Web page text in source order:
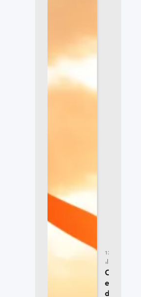
13/07/2026
Comenzó
el Ayuno
de Daniel